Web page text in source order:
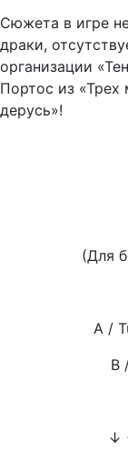
Сюжета в игре
драки,
организации
Портос из «Трех
дерусь»!
(Для
А /
В
↓